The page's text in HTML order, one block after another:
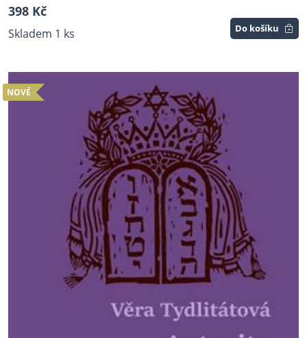
398 Kč
Skladem 1 ks Do košíku
NOVÉ